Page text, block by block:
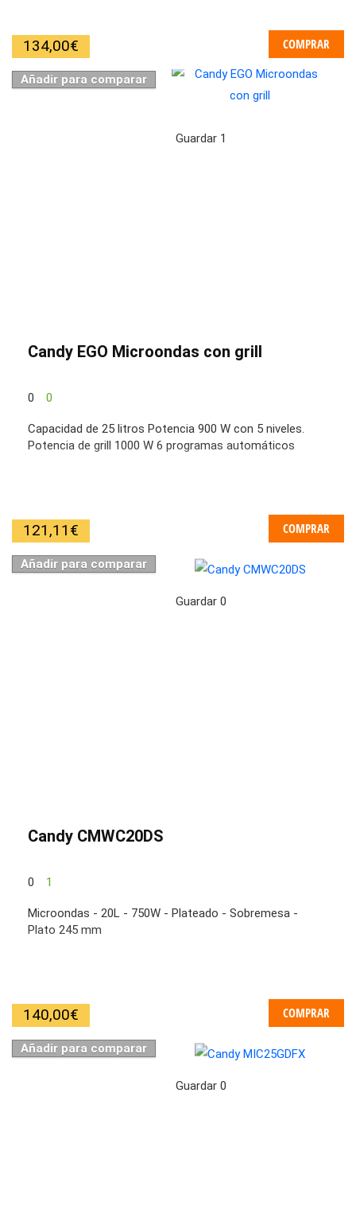
134,00€ COMPRAR
Añadir para comparar
Guardar 1
Candy EGO Microondas con grill
0 0
Capacidad de 25 litros Potencia 900 W con 5 niveles.
Potencia de grill 1000 W 6 programas automáticos
121,11 € COMPRAR
Añadir para comparar
Guardar 0
Candy CMWC20DS
0 1
Microondas - 20L - 750W - Plateado - Sobremesa -
Plato 245 mm
140,00€ COMPRAR
Añadir para comparar
Guardar 0